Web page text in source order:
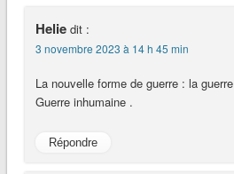
Helie dit :
3 novembre 2023 à 14 h 45 min
La nouvelle forme de guerre : la
Guerre inhumaine .
Répondre